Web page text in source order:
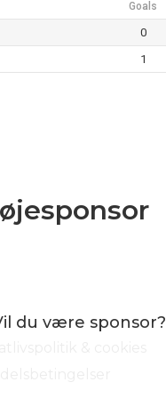
Goals
0
1
du være sponsor?